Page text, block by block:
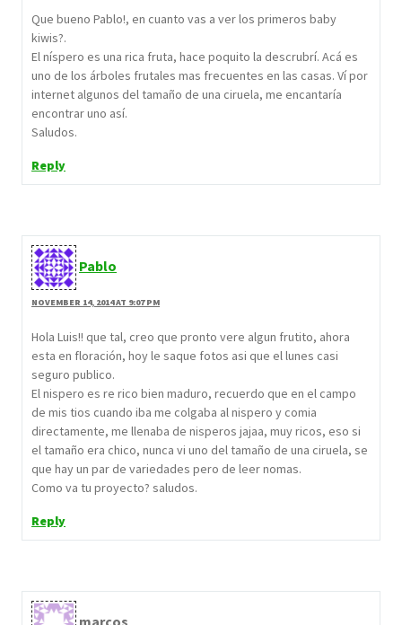
Que bueno Pablo!, en cuanto vas a ver los primeros baby
kiwis?.
El níspero es una rica fruta, hace poquito la descrubrí. Acá es
uno de los árboles frutales mas frecuentes en las casas. Ví por
internet algunos del tamaño de una ciruela, me encantaría
encontrar uno así.
Saludos.
Reply
Pablo
NOVEMBER 14, 2014 AT 9:07 PM
Hola Luis!! que tal, creo que pronto vere algun frutito, ahora
esta en floración, hoy le saque fotos asi que el lunes casi
seguro publico.
El nispero es re rico bien maduro, recuerdo que en el campo
de mis tios cuando iba me colgaba al nispero y comia
directamente, me llenaba de nisperos jajaa, muy ricos, eso si
el tamaño era chico, nunca vi uno del tamaño de una ciruela, se
que hay un par de variedades pero de leer nomas.
Como va tu proyecto? saludos.
Reply